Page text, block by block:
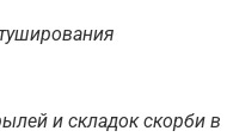
и складок скорби в